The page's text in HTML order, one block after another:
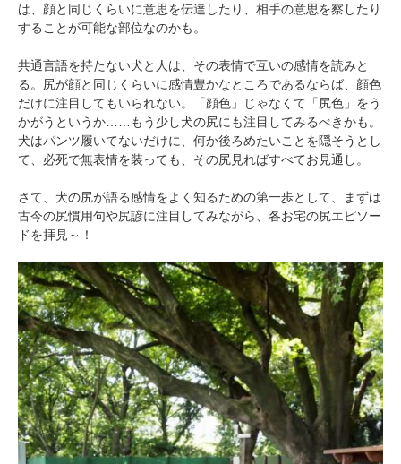
は、顔と同じくらいに意思を伝達したり、相手の意思を察したり
することが可能な部位なのかも。
共通言語を持たない犬と人は、その表情で互いの感情を読みと
る。尻が顔と同じくらいに感情豊かなところであるならば、顔色
だけに注目してもいられない。「顔色」じゃなくて「尻色」をう
かがうというか……もう少し犬の尻にも注目してみるべきかも。
犬はパンツ履いてないだけに、何か後ろめたいことを隠そうとし
て、必死で無表情を装っても、その尻見ればすべてお見通し。
さて、犬の尻が語る感情をよく知るための第一歩として、まずは
古今の尻慣用句や尻諺に注目してみながら、各お宅の尻エピソー
ドを拝見～！